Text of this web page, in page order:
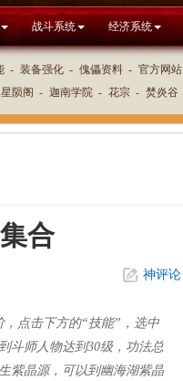
战斗系统 经济系统
- 装备强化 - 傀儡资料 - 官方网站
星陨阁 - 迦南学院 - 花宗 - 焚炎谷
合
神评论
点击下方的“技能”，选中
斗师人物达到30级，功法总
紫晶源，可以到幽海湖紫晶